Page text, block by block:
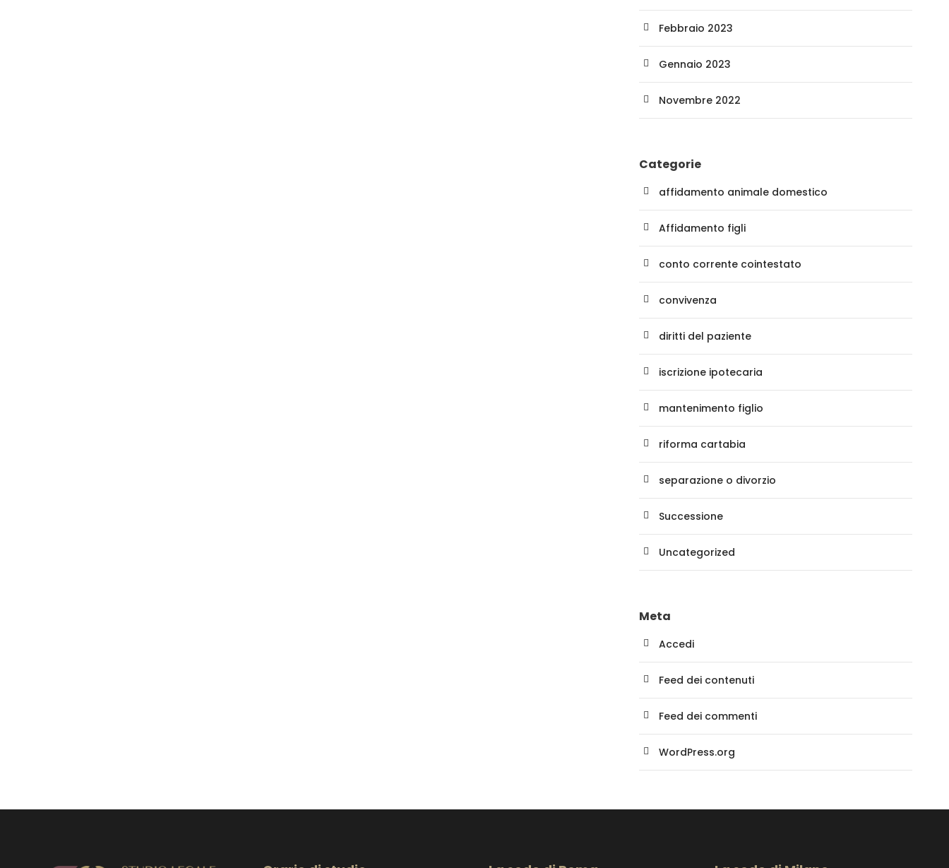
Febbraio 2023
Gennaio 2023
Novembre 2022
Categorie
affidamento animale domestico
Affidamento figli
conto corrente cointestato
convivenza
diritti del paziente
iscrizione ipotecaria
mantenimento figlio
riforma cartabia
separazione o divorzio
Successione
Uncategorized
Meta
Accedi
Feed dei contenuti
Feed dei commenti
WordPress.org